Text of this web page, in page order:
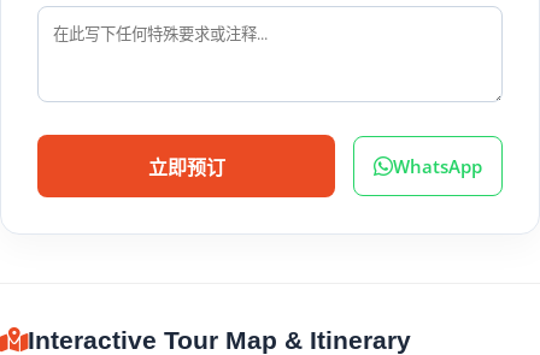
立即预订 WhatsApp
Interactive Tour Map & Itinerary